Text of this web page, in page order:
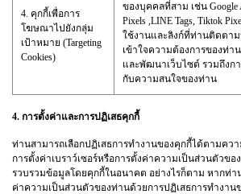
4. คุกกี้เพื่อการ
โฆษณาไปยังกลุ่ม
เป้าหมาย (Targeting
Cookies)
ของบุคคลที่สาม เช่น Google
Pixels ,LINE Tags, Tiktok
ใช้งานและลิงก์ที่ท่านติดตาม
เข้าใจความต้องการของท่า
และพัฒนาเว็บไซต์ รวมถึงก
กับความสนใจของท่าน
4. การตั้งค่าและการปฏิเสธคุกกี้
ท่านสามารถเลือกปฏิเสธการทำงานของคุกกี้ได้ตามคว
การตั้งค่าเบราว์เซอร์หรือการตั้งค่าความเป็นส่วนตัวขอ
รวบรวมข้อมูลโดยคุกกี้ในอนาคต อย่างไรก็ตาม หากท่า
ค่าความเป็นส่วนตัวของท่านด้วยการปฏิเสธการทำงา